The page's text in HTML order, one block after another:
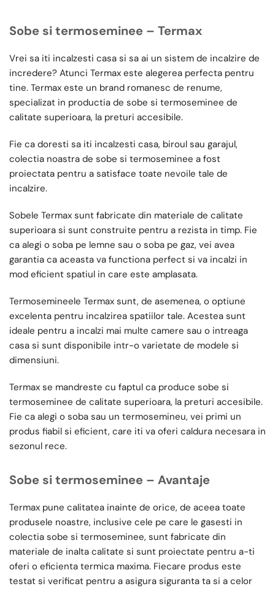
Sobe si termoseminee – Termax
Vrei sa iti incalzesti casa si sa ai un sistem de incalzire de
incredere? Atunci Termax este alegerea perfecta pentru
tine. Termax este un brand romanesc de renume,
specializat in productia de sobe si termoseminee de
calitate superioara, la preturi accesibile.
Fie ca doresti sa iti incalzesti casa, biroul sau garajul,
colectia noastra de sobe si termoseminee a fost
proiectata pentru a satisface toate nevoile tale de
incalzire.
Sobele Termax sunt fabricate din materiale de calitate
superioara si sunt construite pentru a rezista in timp. Fie
ca alegi o soba pe lemne sau o soba pe gaz, vei avea
garantia ca aceasta va functiona perfect si va incalzi in
mod eficient spatiul in care este amplasata.
Termosemineele Termax sunt, de asemenea, o optiune
excelenta pentru incalzirea spatiilor tale. Acestea sunt
ideale pentru a incalzi mai multe camere sau o intreaga
casa si sunt disponibile intr-o varietate de modele si
dimensiuni.
Termax se mandreste cu faptul ca produce sobe si
termoseminee de calitate superioara, la preturi accesibile.
Fie ca alegi o soba sau un termosemineu, vei primi un
produs fiabil si eficient, care iti va oferi caldura necesara in
sezonul rece.
Sobe si termoseminee – Avantaje
Termax pune calitatea inainte de orice, de aceea toate
produsele noastre, inclusive cele pe care le gasesti in
colectia sobe si termoseminee, sunt fabricate din
materiale de inalta calitate si sunt proiectate pentru a-ti
oferi o eficienta termica maxima. Fiecare produs este
testat si verificat pentru a asigura siguranta ta si a celor